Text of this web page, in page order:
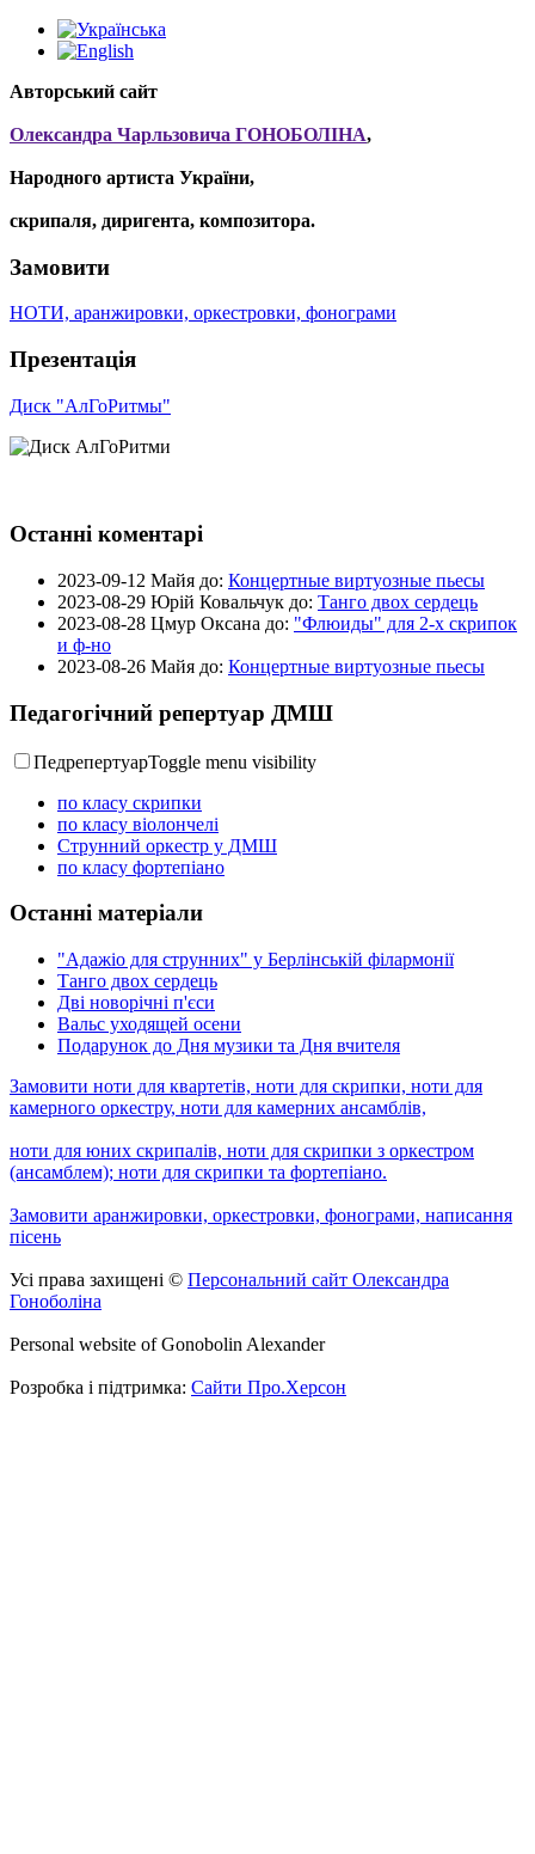
Авторський сайт
Олександра Чарльзовича ГОНОБОЛІНА,
Народного артиста України,
скрипаля, диригента, композитора.
Замовити
НОТИ, аранжировки, оркестровки, фонограми
Презентація
Диск "АлГоРитмы"
Останні коментарі
2023-09-12 Майя до: Концертные виртуозные пьесы
2023-08-29 Юрій Ковальчук до: Танго двох сердець
2023-08-28 Цмур Оксана до: "Флюиды" для 2-х скрипок
и ф-но
2023-08-26 Майя до: Концертные виртуозные пьесы
Педагогічний репертуар ДМШ
ПедрепертуарToggle menu visibility
по класу скрипки
по класу віолончелі
Струнний оркестр у ДМШ
по класу фортепіано
Останні матеріали
"Адажіо для струнних" у Берлінській філармонії
Танго двох сердець
Дві новорічні п'єси
Вальс уходящей осени
Подарунок до Дня музики та Дня вчителя
Замовити ноти для квартетів, ноти для скрипки, ноти для
камерного оркестру, ноти для камерних ансамблів,
ноти для юних скрипалів, ноти для скрипки з оркестром
(ансамблем); ноти для скрипки та фортепіано.
Замовити аранжировки, оркестровки, фонограми, написання
пісень
Усі права захищені © Персональний сайт Олександра
Гоноболіна
Personal website of Gonobolin Alexander
Розробка і підтримка: Сайти Про.Херсон